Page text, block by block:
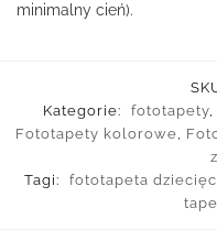
minimalny cień).
Kategorie:
fototapety,
Fototapety kolorowe,
Tagi:
fototapeta